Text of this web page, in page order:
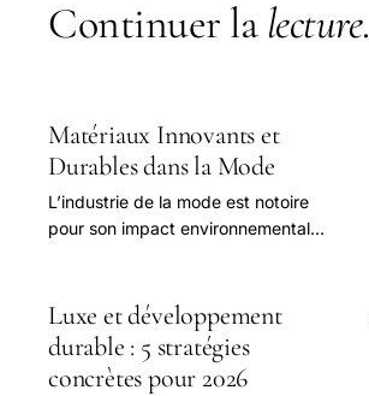
Continuer la lecture.
Matériaux Innovants et
Durables dans la Mode
L’industrie de la mode est notoire
pour son impact environnemental
les produit
Luxe et développement
durable : 5 stratégies
concrètes pour 2026